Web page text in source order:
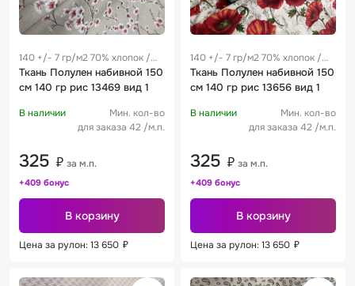
140 +/- 7 гр/м2 70% хлопок /
30% лен 0.28 м
Ткань Полулен набивной 150
см 140 гр рис 13469 вид 1
В наличии
Мин. кол-во
для заказа 42 /м.п.
325 ₽ за м.п.
+409 бонус
В корзину
Цена за рулон: 13 650 ₽
140 +/- 7 гр/м2 70% хлопок /
30% лен 0.28 м
Ткань Полулен набивной 150
см 140 гр рис 13656 вид 1
В наличии
Мин. кол-во
для заказа 42 /м.п.
325 ₽ за м.п.
+409 бонус
В корзину
Цена за рулон: 13 650 ₽